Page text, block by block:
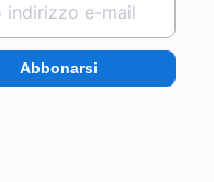
Abbonarsi